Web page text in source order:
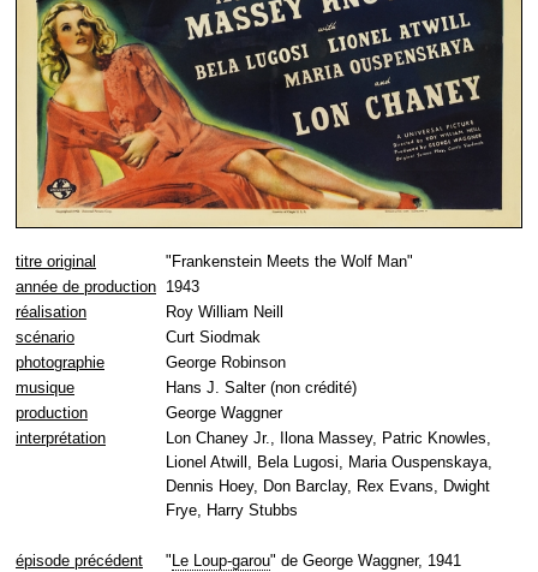
titre original
"Frankenstein Meets the Wolf Man"
année de production 1943
réalisation
Roy William Neill
scénario
Curt Siodmak
photographie
George Robinson
musique
Hans J. Salter (non crédité)
production
George Waggner
interprétation
Lon Chaney Jr., Ilona Massey, Patric Knowles,
Lionel Atwill, Bela Lugosi, Maria Ouspenskaya,
Dennis Hoey, Don Barclay, Rex Evans, Dwight
Frye, Harry Stubbs
épisode précédent " Le Loup-garou" de George Waggner, 1941